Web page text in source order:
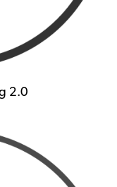
2.0